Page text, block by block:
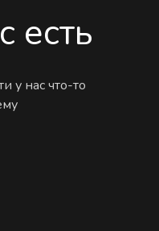
есть
у нас что-то